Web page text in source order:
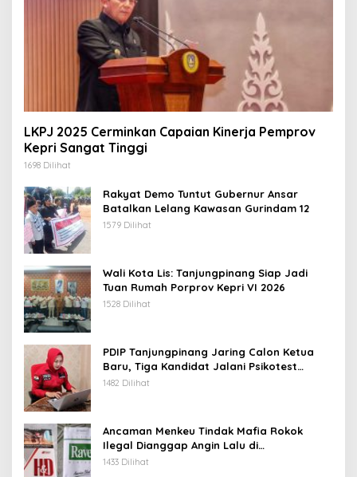
LKPJ 2025 Cerminkan Capaian Kinerja Pemprov
Kepri Sangat Tinggi
1698 Dilihat
Rakyat Demo Tuntut Gubernur Ansar
Batalkan Lelang Kawasan Gurindam 12
1579 Dilihat
Wali Kota Lis: Tanjungpinang Siap Jadi
Tuan Rumah Porprov Kepri VI 2026
1528 Dilihat
PDIP Tanjungpinang Jaring Calon Ketua
Baru, Tiga Kandidat Jalani Psikotest
Daring
1482 Dilihat
Ancaman Menkeu Tindak Mafia Rokok
Ilegal Dianggap Angin Lalu di
Tanjungpinang
1433 Dilihat